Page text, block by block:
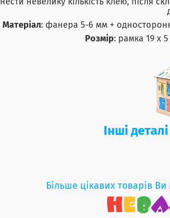
невелику кількість клею, після
Матеріал: фанера 5-6 мм +
Розмір: рамка 19 х
Інші
Більше цікавих товарів